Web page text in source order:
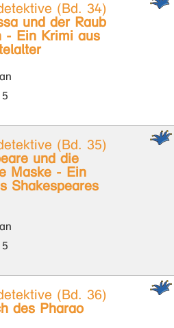
(Bd. 34)
und der Raub
- Ein Krimi aus
(Bd. 35)
und die
Maske - Ein
Shakespeares
(Bd. 36)
des Pharao